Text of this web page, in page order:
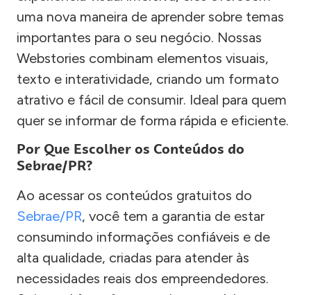
uma nova maneira de aprender sobre temas
importantes para o seu negócio. Nossas
Webstories combinam elementos visuais,
texto e interatividade, criando um formato
atrativo e fácil de consumir. Ideal para quem
quer se informar de forma rápida e eficiente.
Por Que Escolher os Conteúdos do
Sebrae/PR?
Ao acessar os conteúdos gratuitos do
Sebrae/PR, você tem a garantia de estar
consumindo informações confiáveis e de
alta qualidade, criadas para atender às
necessidades reais dos empreendedores.